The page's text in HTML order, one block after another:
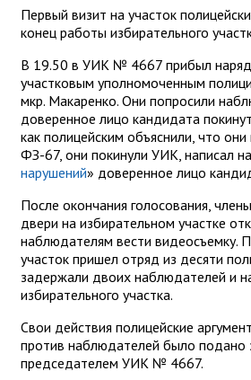
Первый визит на участок
конец работы избирательного
В 19.50 в УИК № 4667 прибыл наряд
участковым уполномоченным
мкр. Макаренко. Они попросили
доверенное лицо кандидата
как полицейским объяснили, что
ФЗ-67, они покинули УИК, написал
нарушений» доверенное лицо
После окончания голосования,
двери на избирательном участке
наблюдателям вести видеосъемку.
участок пришел отряд из десяти
задержали двоих наблюдателей и
избирательного участка.
Свои действия полицейские
против наблюдателей было подано
председателем УИК № 4667.